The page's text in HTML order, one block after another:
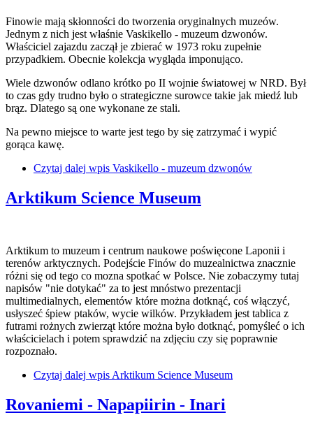
Finowie mają skłonności do tworzenia oryginalnych muzeów.
Jednym z nich jest właśnie Vaskikello - muzeum dzwonów.
Właściciel zajazdu zaczął je zbierać w 1973 roku zupełnie
przypadkiem. Obecnie kolekcja wygląda imponująco.
Wiele dzwonów odlano krótko po II wojnie światowej w NRD. Był
to czas gdy trudno było o strategiczne surowce takie jak miedź lub
brąz. Dlatego są one wykonane ze stali.
Na pewno miejsce to warte jest tego by się zatrzymać i wypić
gorąca kawę.
Czytaj dalej wpis Vaskikello - muzeum dzwonów
Arktikum Science Museum
Arktikum to muzeum i centrum naukowe poświęcone Laponii i
terenów arktycznych. Podejście Finów do muzealnictwa znacznie
różni się od tego co mozna spotkać w Polsce. Nie zobaczymy tutaj
napisów "nie dotykać" za to jest mnóstwo prezentacji
multimedialnych, elementów które można dotknąć, coś włączyć,
usłyszeć śpiew ptaków, wycie wilków. Przykładem jest tablica z
futrami rożnych zwierząt które można było dotknąć, pomyśleć o ich
właścicielach i potem sprawdzić na zdjęciu czy się poprawnie
rozpoznało.
Czytaj dalej wpis Arktikum Science Museum
Rovaniemi - Napapiirin - Inari